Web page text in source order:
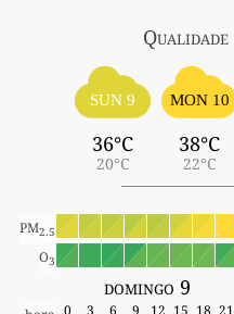
SUN 9
36°C
20°C
MON 10
38°C
22°C
PM2.5
O3
domingo 9